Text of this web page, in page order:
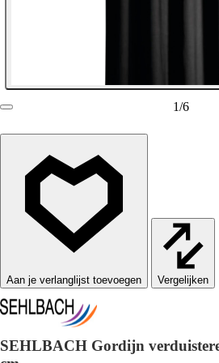
1/6
Vergelijken
SEHLBACH Gordijn